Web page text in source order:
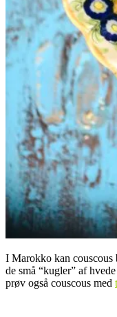
I Marokko kan couscous
de små “kugler” af
prøv også couscous med